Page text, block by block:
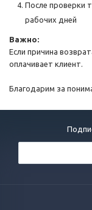
После проверки
рабочих дней
Важно:
Если причина
оплачивает клиент.
Благодарим за